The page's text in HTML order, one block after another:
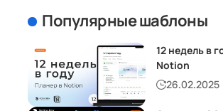
Популярные шаблоны
12 недель в
Notion
26.02.2025